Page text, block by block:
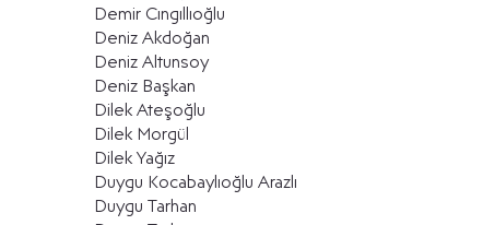
Demir Cıngıllıoğlu
Deniz Akdoğan
Deniz Altunsoy
Deniz Başkan
Dilek Ateşoğlu
Dilek Morgül
Dilek Yağız
Duygu Kocabaylıoğlu Arazlı
Duygu Tarhan